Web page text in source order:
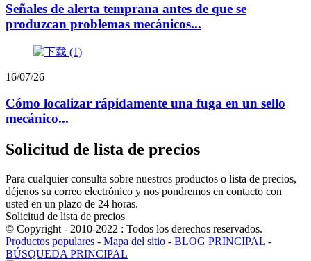
Señales de alerta temprana antes de que se
produzcan problemas mecánicos...
16/07/26
Cómo localizar rápidamente una fuga en un sello
mecánico...
Solicitud de lista de precios
Para cualquier consulta sobre nuestros productos o lista de precios,
déjenos su correo electrónico y nos pondremos en contacto con
usted en un plazo de 24 horas.
Solicitud de lista de precios
© Copyright - 2010-2022 : Todos los derechos reservados.
Productos populares - Mapa del sitio - BLOG PRINCIPAL -
BÚSQUEDA PRINCIPAL